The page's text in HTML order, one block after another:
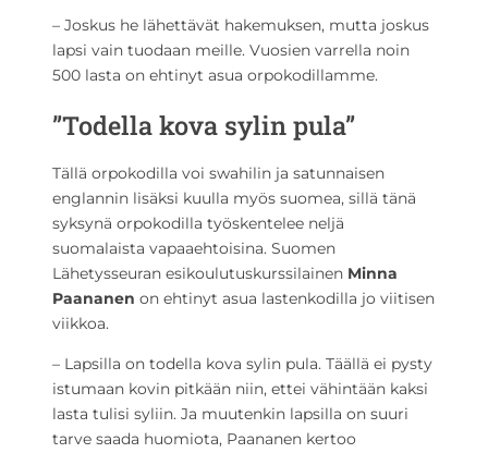
– Joskus he lähettävät hakemuksen, mutta joskus
lapsi vain tuodaan meille. Vuosien varrella noin
500 lasta on ehtinyt asua orpokodillamme.
”Todella kova sylin pula”
Tällä orpokodilla voi swahilin ja satunnaisen
englannin lisäksi kuulla myös suomea, sillä tänä
syksynä orpokodilla työskentelee neljä
suomalaista vapaaehtoisina. Suomen
Lähetysseuran esikoulutuskurssilainen Minna
Paananen on ehtinyt asua lastenkodilla jo viitisen
viikkoa.
– Lapsilla on todella kova sylin pula. Täällä ei pysty
istumaan kovin pitkään niin, ettei vähintään kaksi
lasta tulisi syliin. Ja muutenkin lapsilla on suuri
tarve saada huomiota, Paananen kertoo